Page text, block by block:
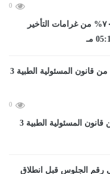
0
وزير الإسكان: منح تيسيرات بالإعفاء بنسبة ٧٠% من غرامات التأخير
0
الحكومة: مد المدة المحددة بالمادة الثانية من قانون المسئولية الطبية 3